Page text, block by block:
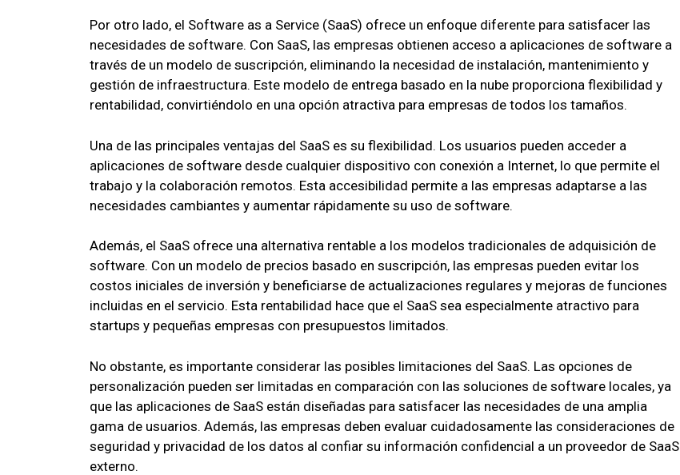
Por otro lado, el Software as a Service (SaaS) ofrece un enfoque diferente para satisfacer las
necesidades de software. Con SaaS, las empresas obtienen acceso a aplicaciones de software a
través de un modelo de suscripción, eliminando la necesidad de instalación, mantenimiento y
gestión de infraestructura. Este modelo de entrega basado en la nube proporciona flexibilidad y
rentabilidad, convirtiéndolo en una opción atractiva para empresas de todos los tamaños.
Una de las principales ventajas del SaaS es su flexibilidad. Los usuarios pueden acceder a
aplicaciones de software desde cualquier dispositivo con conexión a Internet, lo que permite el
trabajo y la colaboración remotos. Esta accesibilidad permite a las empresas adaptarse a las
necesidades cambiantes y aumentar rápidamente su uso de software.
Además, el SaaS ofrece una alternativa rentable a los modelos tradicionales de adquisición de
software. Con un modelo de precios basado en suscripción, las empresas pueden evitar los
costos iniciales de inversión y beneficiarse de actualizaciones regulares y mejoras de funciones
incluidas en el servicio. Esta rentabilidad hace que el SaaS sea especialmente atractivo para
startups y pequeñas empresas con presupuestos limitados.
No obstante, es importante considerar las posibles limitaciones del SaaS. Las opciones de
personalización pueden ser limitadas en comparación con las soluciones de software locales, ya
que las aplicaciones de SaaS están diseñadas para satisfacer las necesidades de una amplia
gama de usuarios. Además, las empresas deben evaluar cuidadosamente las consideraciones de
seguridad y privacidad de los datos al confiar su información confidencial a un proveedor de SaaS
externo.